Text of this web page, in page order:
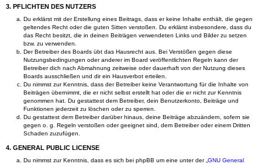
3. PFLICHTEN DES NUTZERS
Du erklärst mit der Erstellung eines Beitrags, dass er keine Inhalte enthält, die gegen
geltendes Recht oder die guten Sitten verstoßen. Du erklärst insbesondere, dass du
das Recht besitzt, die in deinen Beiträgen verwendeten Links und Bilder zu setzen
bzw. zu verwenden.
Der Betreiber des Boards übt das Hausrecht aus. Bei Verstößen gegen diese
Nutzungsbedingungen oder anderer im Board veröffentlichten Regeln kann der
Betreiber dich nach Abmahnung zeitweise oder dauerhaft von der Nutzung dieses
Boards ausschließen und dir ein Hausverbot erteilen.
Du nimmst zur Kenntnis, dass der Betreiber keine Verantwortung für die Inhalte von
Beiträgen übernimmt, die er nicht selbst erstellt hat oder die er nicht zur Kenntnis
genommen hat. Du gestattest dem Betreiber, dein Benutzerkonto, Beiträge und
Funktionen jederzeit zu löschen oder zu sperren.
Du gestattest dem Betreiber darüber hinaus, deine Beiträge abzuändern, sofern sie
gegen o. g. Regeln verstoßen oder geeignet sind, dem Betreiber oder einem Dritten
Schaden zuzufügen.
4. GENERAL PUBLIC LICENSE
Du nimmst zur Kenntnis, dass es sich bei phpBB um eine unter der „ GNU General